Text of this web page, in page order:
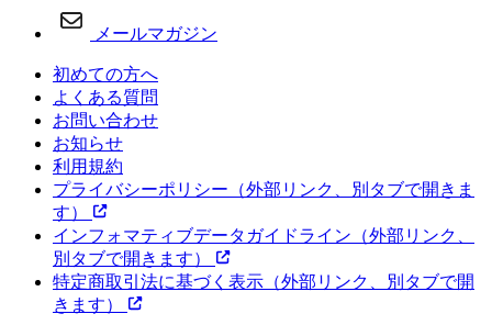
メールマガジン
初めての方へ
よくある質問
お問い合わせ
お知らせ
利用規約
プライバシーポリシー （外部リンク、別タブで開きま
す）
インフォマティブデータガイドライン （外部リンク、
別タブで開きます）
特定商取引法に基づく表示 （外部リンク、別タブで開
きます）